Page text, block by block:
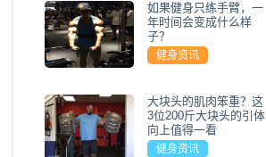
如果健身只练手臂，一
年时间会变成什么样
子？
健身资讯
大块头的肌肉笨重？这
3位200斤大块头的引体
向上值得一看
健身资讯